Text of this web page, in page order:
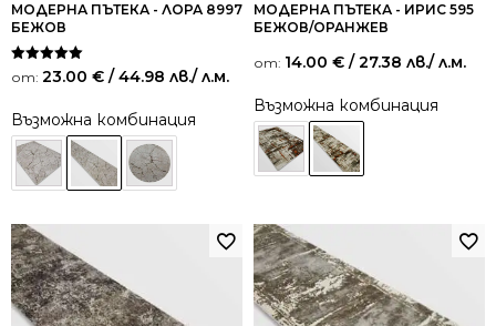
МОДЕРНА ПЪТЕКА - ЛОРА 8997
БЕЖОВ
Оценено на
5.00
от: 23.00 € / 44.98 лв./ л.м.
Възможна комбинация
МОДЕРНА ПЪТЕКА - ИРИС 595
БЕЖОВ/ОРАНЖЕВ
от: 14.00 € / 27.38 лв./ л.м.
Възможна комбинация